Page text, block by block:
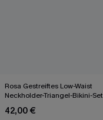
Rosa Gestreiftes Low-Waist
Neckholder-Triangel-Bikini-Set
42,00 €